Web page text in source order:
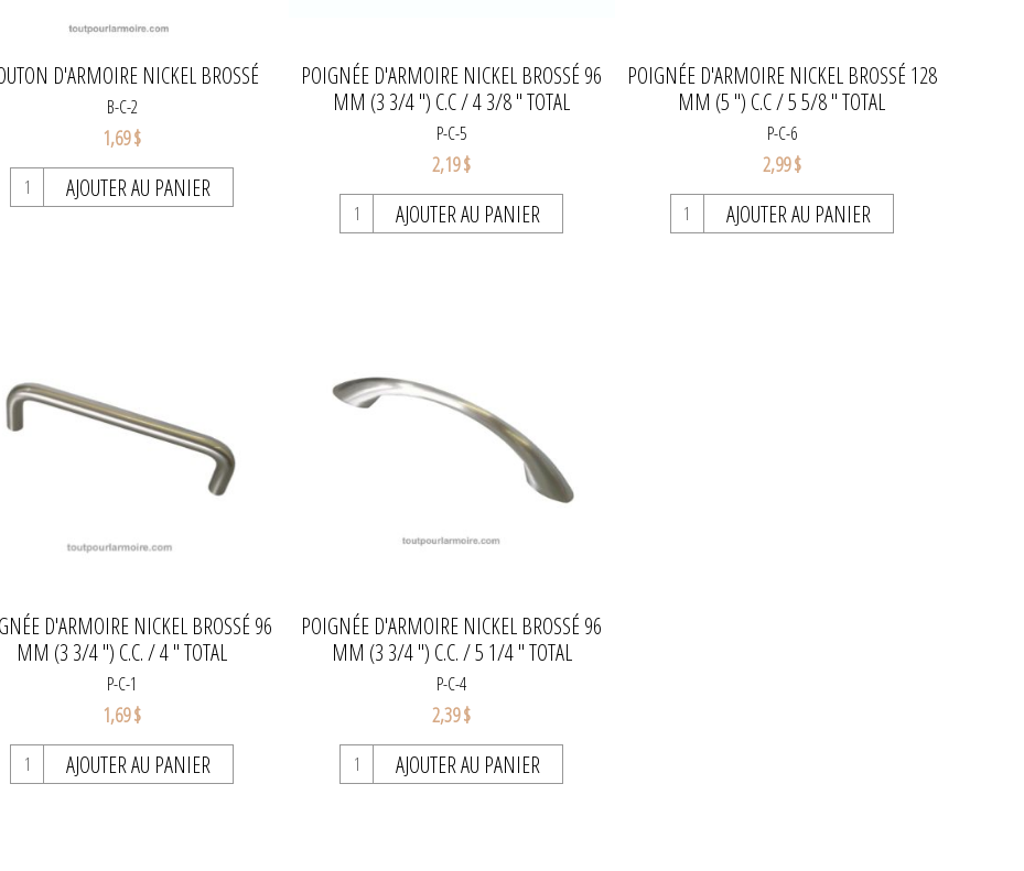
D'ARMOIRE NICKEL BROSSÉ
B-C-2
1,69 $
AJOUTER AU PANIER
POIGNÉE D'ARMOIRE NICKEL BROSSÉ 96
MM (3 3/4 ") C.C / 4 3/8 " TOTAL
P-C-5
2,19 $
AJOUTER AU PANIER
POIGNÉE D'ARMOIRE NICKEL BROSSÉ 128
MM (5 ") C.C / 5 5/8 " TOTAL
P-C-6
2,99 $
AJOUTER AU PANIER
D'ARMOIRE NICKEL BROSSÉ 96
MM (3 3/4 ") C.C. / 4 " TOTAL
P-C-1
1,69 $
AJOUTER AU PANIER
POIGNÉE D'ARMOIRE NICKEL BROSSÉ 96
MM (3 3/4 ") C.C. / 5 1/4 " TOTAL
P-C-4
2,39 $
AJOUTER AU PANIER